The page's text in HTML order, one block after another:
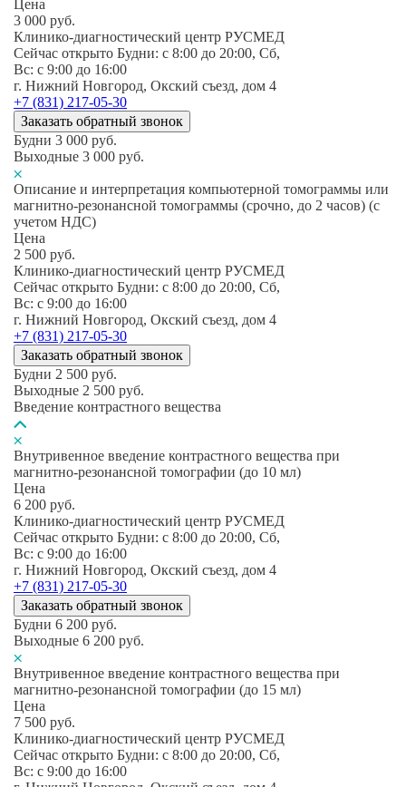
Цена
3 000 руб.
Клинико-диагностический центр РУСМЕД
Сейчас открыто Будни: c 8:00 до 20:00, Сб,
Вс: c 9:00 до 16:00
г. Нижний Новгород, Окский съезд, дом 4
+7 (831) 217-05-30
Заказать обратный звонок
Будни 3 000 руб.
Выходные 3 000 руб.
Описание и интерпретация компьютерной томограммы или
магнитно-резонансной томограммы (срочно, до 2 часов) (с
учетом НДС)
Цена
2 500 руб.
Клинико-диагностический центр РУСМЕД
Сейчас открыто Будни: c 8:00 до 20:00, Сб,
Вс: c 9:00 до 16:00
г. Нижний Новгород, Окский съезд, дом 4
+7 (831) 217-05-30
Заказать обратный звонок
Будни 2 500 руб.
Выходные 2 500 руб.
Введение контрастного вещества
Внутривенное введение контрастного вещества при
магнитно-резонансной томографии (до 10 мл)
Цена
6 200 руб.
Клинико-диагностический центр РУСМЕД
Сейчас открыто Будни: c 8:00 до 20:00, Сб,
Вс: c 9:00 до 16:00
г. Нижний Новгород, Окский съезд, дом 4
+7 (831) 217-05-30
Заказать обратный звонок
Будни 6 200 руб.
Выходные 6 200 руб.
Внутривенное введение контрастного вещества при
магнитно-резонансной томографии (до 15 мл)
Цена
7 500 руб.
Клинико-диагностический центр РУСМЕД
Сейчас открыто Будни: c 8:00 до 20:00, Сб,
Вс: c 9:00 до 16:00